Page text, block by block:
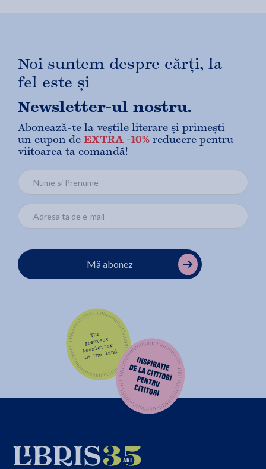
Noi suntem despre cărți, la
fel este și
Newsletter-ul nostru.
Abonează-te la veștile literare și primești
un cupon de EXTRA -10% reducere pentru
viitoarea ta comandă!
Mă abonez